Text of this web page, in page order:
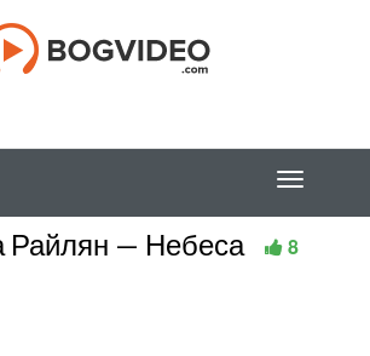
Райлян — Небеса 8